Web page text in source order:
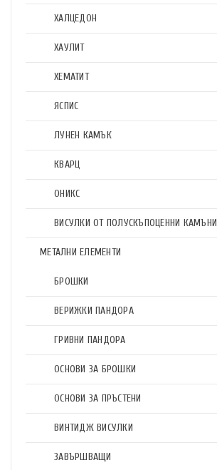
ХАЛЦЕДОН
ХАУЛИТ
ХЕМАТИТ
ЯСПИС
ЛУНЕН КАМЪК
КВАРЦ
ОНИКС
ВИСУЛКИ ОТ ПОЛУСКЪПОЦЕННИ КАМЪНИ
МЕТАЛНИ ЕЛЕМЕНТИ
БРОШКИ
ВЕРИЖКИ ПАНДОРА
ГРИВНИ ПАНДОРА
ОСНОВИ ЗА БРОШКИ
ОСНОВИ ЗА ПРЪСТЕНИ
ВИНТИДЖ ВИСУЛКИ
ЗАВЪРШВАЩИ